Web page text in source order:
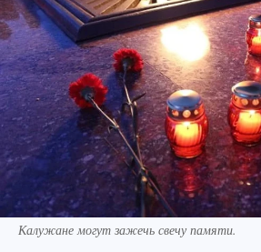
Калужане могут зажечь свечу памяти.